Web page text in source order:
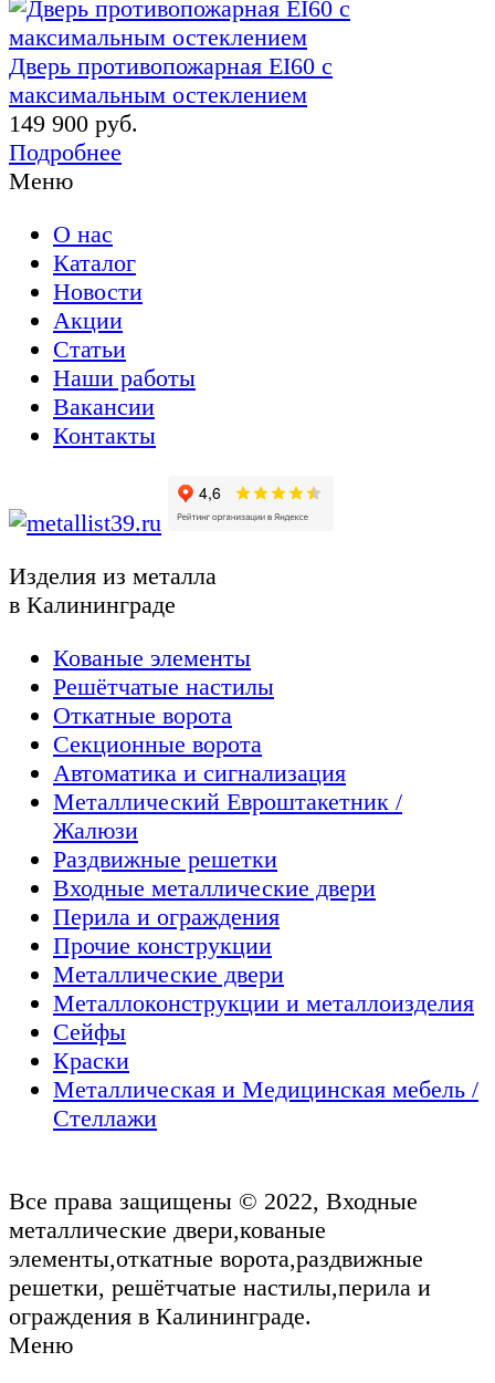
Дверь противопожарная EI60 с
максимальным остеклением
149 900 руб.
Подробнее
Меню
О нас
Каталог
Новости
Акции
Статьи
Наши работы
Вакансии
Контакты
Изделия из металла
в Калининграде
Кованые элементы
Решётчатые настилы
Откатные ворота
Секционные ворота
Автоматика и сигнализация
Металлический Евроштакетник /
Жалюзи
Раздвижные решетки
Входные металлические двери
Перила и ограждения
Прочие конструкции
Металлические двери
Металлоконструкции и металлоизделия
Сейфы
Краски
Металлическая и Медицинская мебель /
Стеллажи
Все права защищены © 2022, Входные
металлические двери,кованые
элементы,откатные ворота,раздвижные
решетки, решётчатые настилы,перила и
ограждения в Калининграде.
Меню